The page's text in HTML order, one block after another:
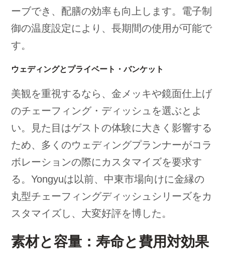
ーブでき、配膳の効率も向上します。電子制
御の温度設定により、長期間の使用が可能で
す。
ウェディングとプライベート・バンケット
美観を重視するなら、金メッキや鏡面仕上げ
のチェーフィング・ディッシュを選ぶとよ
い。見た目はゲストの体験に大きく影響する
ため、多くのウェディングプランナーがコラ
ボレーションの際にカスタマイズを要求す
る。Yongyuは以前、中東市場向けに金縁の
丸型チェーフィングディッシュシリーズをカ
スタマイズし、大変好評を博した。
素材と容量：寿命と費用対効果